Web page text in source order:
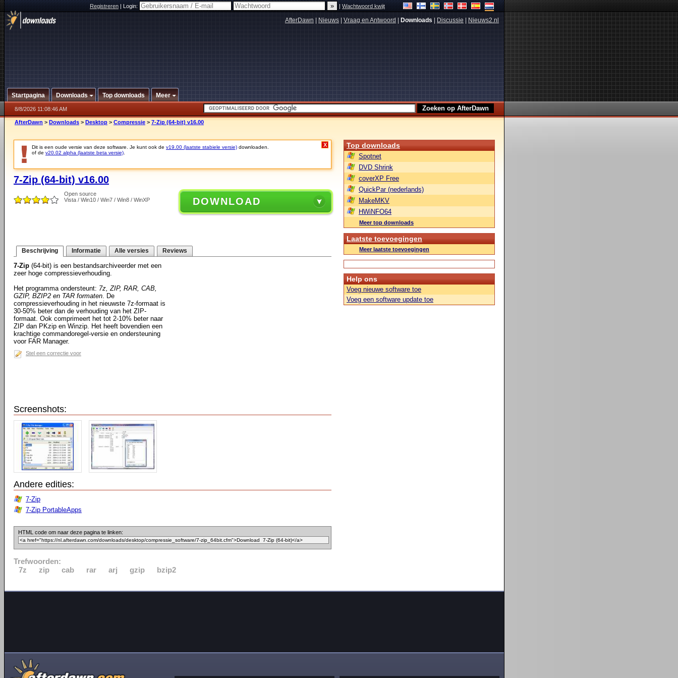
Registreren|Login: |Wachtwoord kwijt
AfterDawn Nieuws Vraag en Antwoord Downloads Discussie Nieuws2.nl
Startpagina Downloads Top downloads Meer
8/8/2026 11:08:46 AM
AfterDawn > Downloads > Desktop > Compressie > 7-Zip (64-bit) v16.00
Dit is een oude versie van deze software. Je kunt ook de v19.00 (laatste stabiele versie) downloaden.
of de v20.02 alpha (laatste beta versie)
X
7-Zip (64-bit) v16.00
Open source
Vista / Win10 / Win7 / Win8 / WinXP
DOWNLOAD
Beschrijving Informatie Alle versies Reviews
7-Zip (64-bit) is een bestandsarchiveerder met een
zeer hoge compressieverhouding.
Het programma ondersteunt: 7z, ZIP, RAR, CAB,
GZIP, BZIP2 en TAR formaten. De
compressieverhouding in het nieuwste 7z-formaat is
30-50% beter dan de verhouding van het ZIP-
formaat. Ook comprimeert het tot 2-10% beter naar
ZIP dan PKzip en Winzip. Het heeft bovendien een
krachtige commandoregel-versie en ondersteuning
voor FAR Manager.
Stel een correctie voor
Screenshots:
Andere edities:
7-Zip
7-Zip PortableApps
HTML code om naar deze pagina te linken:
Trefwoorden:
7z
zip cab rar arj gzip bzip2
Top downloads
Spotnet
DVD Shrink
coverXP Free
QuickPar (nederlands)
MakeMKV
HWiNFO64
Meer top downloads
Laatste toevoegingen
Meer laatste toevoegingen
Help ons
Voeg nieuwe software toe
Voeg een software update toe